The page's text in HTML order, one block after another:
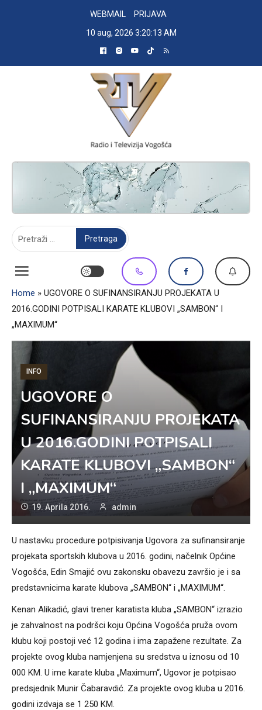
WEBMAIL
PRIJAVA
10 aug, 2026 3:20:14 AM
RADIO TELEVIZIJA VOGOŠĆA
Home » UGOVORE O SUFINANSIRANJU PROJEKATA U
2016.GODINI POTPISALI KARATE KLUBOVI „SAMBON“ I
„MAXIMUM“
INFO
UGOVORE O
SUFINANSIRANJU PROJEKATA
U 2016.GODINI POTPISALI
KARATE KLUBOVI „SAMBON“
I „MAXIMUM“
19. Aprila 2016. admin
U nastavku procedure potpisivanja Ugovora za sufinansiranje
projekata sportskih klubova u 2016. godini, načelnik Općine
Vogošća, Edin Smajić ovu zakonsku obavezu završio je i sa
predstavnicima karate klubova „SAMBON“ i „MAXIMUM“.
Kenan Alikadić, glavi trener karatista kluba „SAMBON“ izrazio
je zahvalnost na podršci koju Općina Vogošća pruža ovom
klubu koji postoji već 12 godina i ima zapažene rezultate. Za
projekte ovog kluba namjenjena su sredstva u iznosu od 10
000 KM. U ime karate kluba „Maximum“, Ugovor je potpisao
predsjednik Munir Čabaravdić. Za projekte ovog kluba u 2016.
godini izdvaja se 1 250 KM.